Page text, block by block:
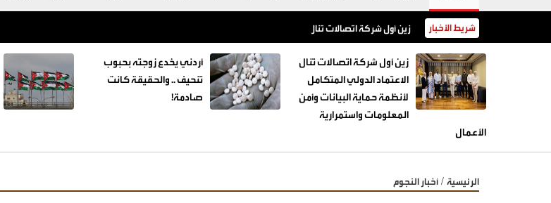
شريط الأخبار زين أول شركة اتصالات تنال الاعتماد الدولي المتكامل لأنظمة حماية البيانات وأمن المعلومات واستمرارية الأعمال
زين أول شركة اتصالات تنال
الاعتماد الدولي المتكامل
لأنظمة حماية البيانات وأمن
المعلومات واستمرارية
الأعمال
أردني يخدع زوجته بحبوب
تنحيف .. والحقيقة كانت
صادمة!
الرئيسية / أخبار النجوم